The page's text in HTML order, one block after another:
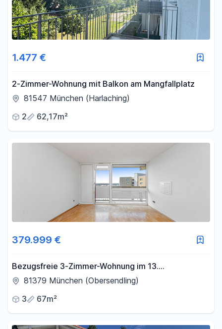
1.477 €
2-Zimmer-Wohnung mit Balkon am Mangfallplatz
81547 München (Harlaching)
2
62,17m²
379.999 €
Bezugsfreie 3-Zimmer-Wohnung im 13.
Obergeschoss mit zwei Balkonen und Alpenblick
81379 München (Obersendling)
3
67m²